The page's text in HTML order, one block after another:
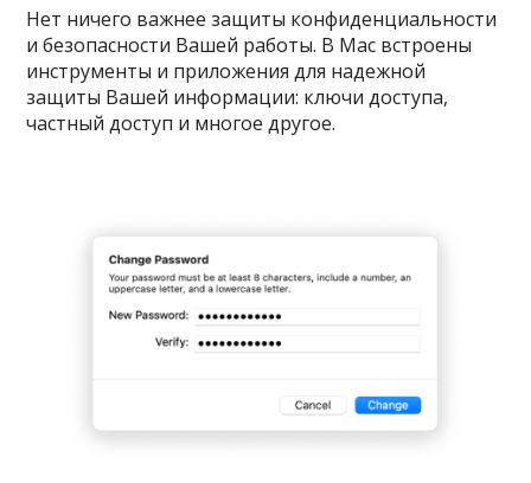
Нет ничего важнее защиты конфиденциальности
и безопасности Вашей работы. В Mac встроены
инструменты и приложения для надежной
защиты Вашей информации: ключи доступа,
частный доступ и многое другое.